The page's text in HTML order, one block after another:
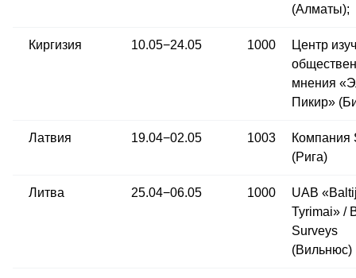
(Алматы);
Киргизия 10.05−24.05 1000
Центр
мнения
Пикир»
Латвия 19.04−02.05 1003
Компания
(Рига)
Литва 25.04−06.05 1000
UAB
Tyrimai» /
Surveys
(Вильнюс)